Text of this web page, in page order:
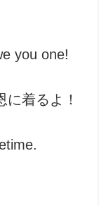
you one!
着るよ！